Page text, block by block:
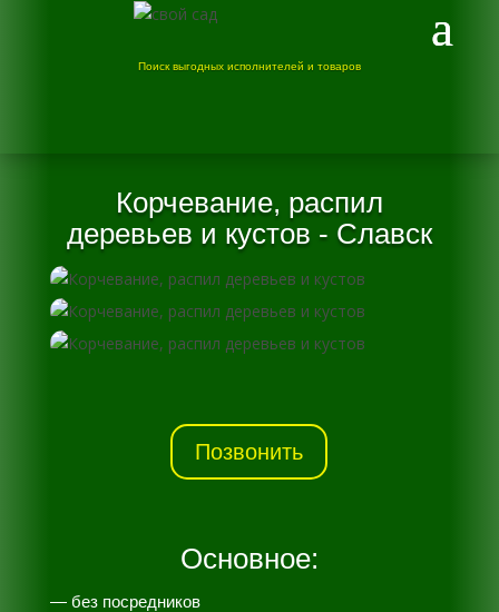
Поиск выгодных исполнителей и товаров
Корчевание, распил
деревьев и кустов - Славск
Позвонить
Основное:
— без посредников